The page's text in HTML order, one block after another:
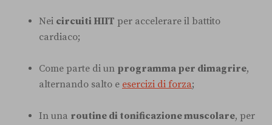
Nei circuiti HIIT per accelerare il battito
cardiaco;
Come parte di un programma per dimagrire,
alternando salto e esercizi di forza;
In una routine di tonificazione muscolare, per